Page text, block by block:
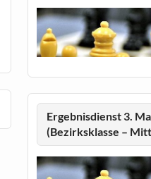
Ergebnisdienst 3.
(Bezirksklasse –